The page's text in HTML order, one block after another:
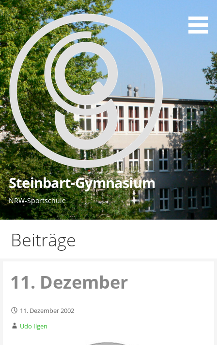
Zum
Inhalt
springen
Steinbart-Gymnasium
NRW-Sportschule
Beiträge
11. Dezember
11. Dezember 2002
Udo Ilgen